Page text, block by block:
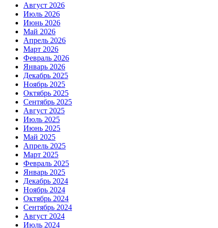
Август 2026
Июль 2026
Июнь 2026
Май 2026
Апрель 2026
Март 2026
Февраль 2026
Январь 2026
Декабрь 2025
Ноябрь 2025
Октябрь 2025
Сентябрь 2025
Август 2025
Июль 2025
Июнь 2025
Май 2025
Апрель 2025
Март 2025
Февраль 2025
Январь 2025
Декабрь 2024
Ноябрь 2024
Октябрь 2024
Сентябрь 2024
Август 2024
Июль 2024